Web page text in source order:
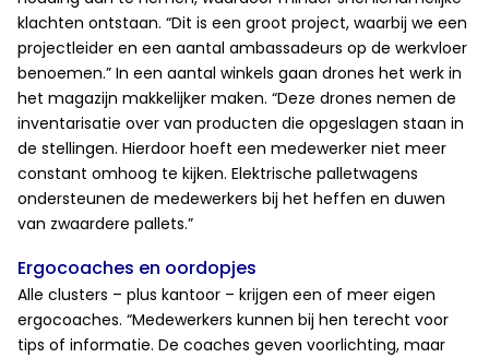
klachten ontstaan. “Dit is een groot project, waarbij we een
projectleider en een aantal ambassadeurs op de werkvloer
benoemen.” In een aantal winkels gaan drones het werk in
het magazijn makkelijker maken. “Deze drones nemen de
inventarisatie over van producten die opgeslagen staan in
de stellingen. Hierdoor hoeft een medewerker niet meer
constant omhoog te kijken. Elektrische palletwagens
ondersteunen de medewerkers bij het heffen en duwen
van zwaardere pallets.”
Ergocoaches en oordopjes
Alle clusters – plus kantoor – krijgen een of meer eigen
ergocoaches. “Medewerkers kunnen bij hen terecht voor
tips of informatie. De coaches geven voorlichting, maar